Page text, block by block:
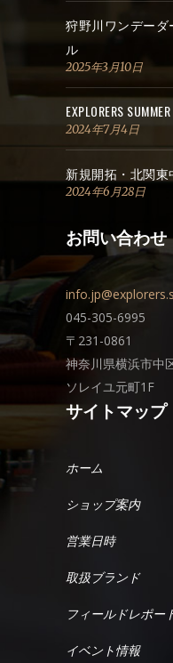
狩野川ワンデー
ル
2025年3月10日
EXPLORERS
2024年7月4日
新規開拓・北関東
2024年6月28日
お問い合わせ
045-305-6995
〒231-0861
神奈川県横浜市中
ソレイユ元町1F
サイトマップ
ホーム
ショップ案内
営業日時
取扱ブランド
フィールドレポー
イベント情報